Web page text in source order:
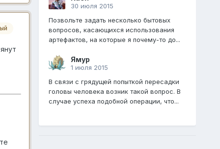
30 июля 2015
Позвольте задать несколько бытовых
вопросов, касающихся использования
артефактов, на которые я почему-то до...
Ямур
1 июля 2015
В связи с грядущей попыткой пересадки
головы человека возник такой вопрос. В
случае успеха подобной операции, что...